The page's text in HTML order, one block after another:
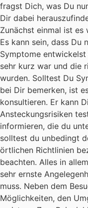
fragst Dich, was Du
Dir dabei
Zunächst einmal ist
Es kann sein, dass Du
Symptome
sehr kurz war und die
wurden. Solltest Du
bei Dir bemerken, ist
konsultieren. Er kann
Ansteckungsrisiken
informieren, die du
solltest du unbedingt
örtlichen Richtlinien
beachten. Alles in
sehr ernste
muss. Neben dem
Möglichkeiten, den